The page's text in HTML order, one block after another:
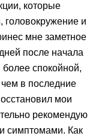
которые
и
мне заметное
после начала
спокойной,
в последние
мои
рекомендую
симптомами. Как